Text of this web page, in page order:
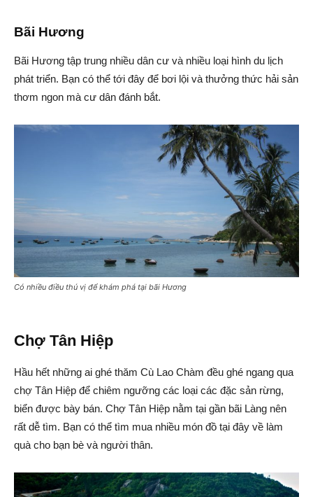
Bãi Hương
Bãi Hương tập trung nhiều dân cư và nhiều loại hình du lịch
phát triển. Bạn có thể tới đây để bơi lội và thưởng thức hải sản
thơm ngon mà cư dân đánh bắt.
Có nhiều điều thú vị để khám phá tại bãi Hương
Chợ Tân Hiệp
Hầu hết những ai ghé thăm Cù Lao Chàm đều ghé ngang qua
chợ Tân Hiệp để chiêm ngưỡng các loại các đặc sản rừng,
biển được bày bán. Chợ Tân Hiệp nằm tại gần bãi Làng nên
rất dễ tìm. Bạn có thể tìm mua nhiều món đồ tại đây về làm
quà cho bạn bè và người thân.